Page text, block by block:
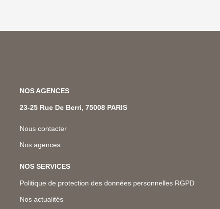
NOS AGENCES
23-25 Rue De Berri, 75008 PARIS
Nous contacter
Nos agences
NOS SERVICES
Politique de protection des données personnelles RGPD
Nos actualités